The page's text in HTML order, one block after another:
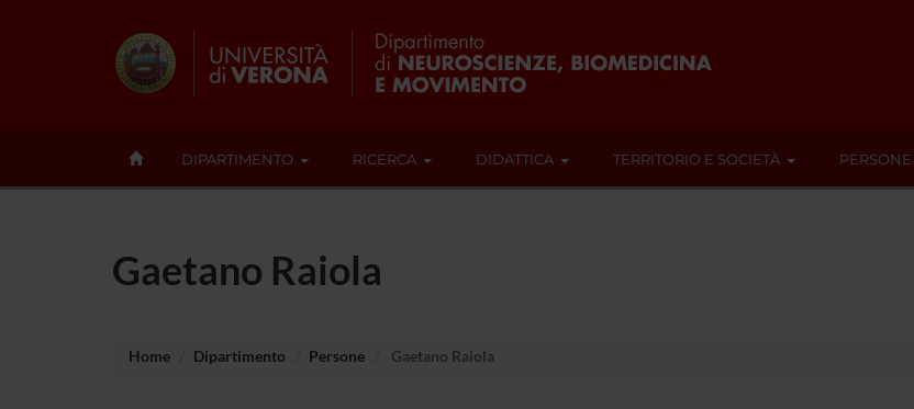
DIPARTIMENTO RICERCA DIDATTICA TERRITORIO E SOCIETÀ PERSONE
Gaetano Raiola
Home Dipartimento Persone Gaetano Raiola